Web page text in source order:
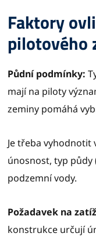
Faktory
pilotového
Půdní podmínky:
mají na piloty
zeminy pomáhá
Je třeba vyhodnotit
únosnost, typ půdy
podzemní vody.
Požadavek na
konstrukce určují